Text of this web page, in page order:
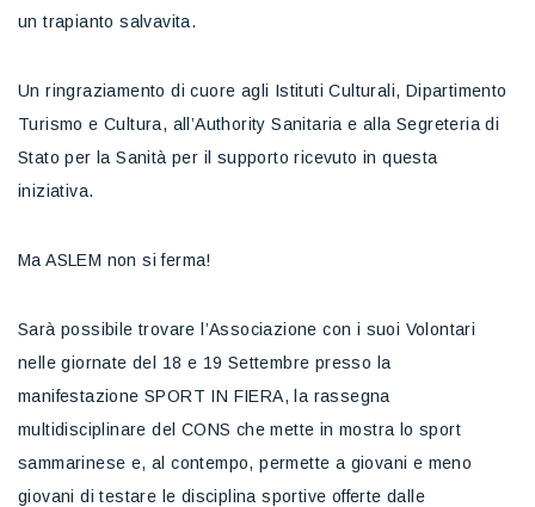
un trapianto salvavita.
Un ringraziamento di cuore agli Istituti Culturali, Dipartimento
Turismo e Cultura, all’Authority Sanitaria e alla Segreteria di
Stato per la Sanità per il supporto ricevuto in questa
iniziativa.
Ma ASLEM non si ferma!
Sarà possibile trovare l’Associazione con i suoi Volontari
nelle giornate del 18 e 19 Settembre presso la
manifestazione SPORT IN FIERA, la rassegna
multidisciplinare del CONS che mette in mostra lo sport
sammarinese e, al contempo, permette a giovani e meno
giovani di testare le disciplina sportive offerte dalle